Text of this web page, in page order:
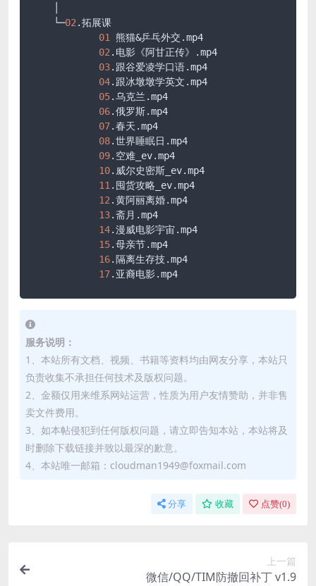
    └─
02.拓展课
01 熊猫&乒乓外交.mp4
02.电影《阿甘正传》
.mp4
03.跟谷爱凌学口语.mp4
04.跟冰墩墩学英文 .mp4
05.乌克兰 .mp4
06.俄罗斯.mp4
07.春天 .mp4
08.世界睡眠日 .mp4
09.空难_ev.mp4
10.威尔史密斯_ev.mp4
11.囤货攻略_ev.mp4
12.黄阿丽离婚.mp4
13.斋月 .mp4
14.漫威电影宇宙.mp4
15.母亲节.mp4
16.隔离生存技.mp4
17.亚裔电影.mp4
服务说明：
1、本站所有文档、视频、书籍等资料均由网友分享，本站只
负责收集不承担任何技术及版权问题。
2、金额仅用来维系网站运营，性质为用户友情赞助，并非售
卖文件费用。
3、如本帖侵犯到任何版权问题，请立即告知本站，本站将及
时删除下载链接并致以最深的歉意。
4、本站唯一邮箱：cloudman1949@foxmail.com
分享 收藏 点赞(0)
上一篇
微信/QQ/TIM防撤回补丁 v1.9